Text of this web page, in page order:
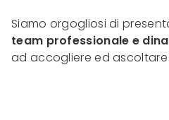
Siamo orgogliosi di
team professionale e
ad accogliere ed